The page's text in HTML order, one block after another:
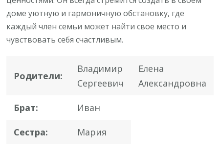
доме уютную и гармоничную обстановку, где
каждый член семьи может найти свое место и
чувствовать себя счастливым.
Родители:
Владимир
Сергеевич
Елена
Александровна
Брат: Иван
Сестра: Мария